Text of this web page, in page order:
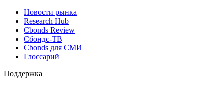
Новости рынка
Research Hub
Cbonds Review
Сбондс-ТВ
Cbonds для СМИ
Глоссарий
Поддержка